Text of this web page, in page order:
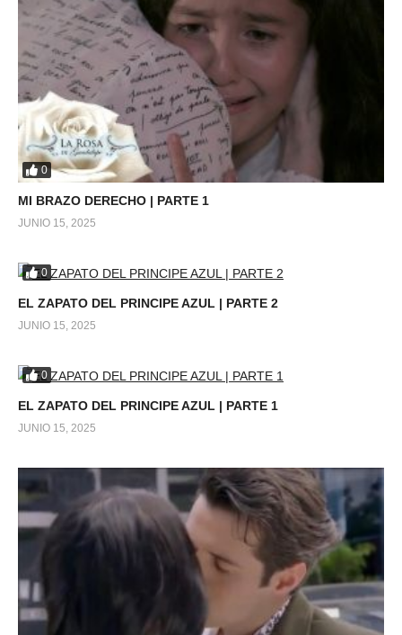
0
MI BRAZO DERECHO | PARTE 1
JUNIO 15, 2025
0
EL ZAPATO DEL PRINCIPE AZUL | PARTE 2
JUNIO 15, 2025
0
EL ZAPATO DEL PRINCIPE AZUL | PARTE 1
JUNIO 15, 2025